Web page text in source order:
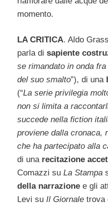
momento.
LA CRITICA. Aldo
parla di sapiente
se rimandato in onda
del suo smalto”), di una
(“La serie privilegia
non si limita a
succede nella fiction
proviene dalla cronaca,
che ha partecipato alla
di una recitazione
Comazzi su La Stampa
della narrazione e gli
Levi su Il Giornale trova